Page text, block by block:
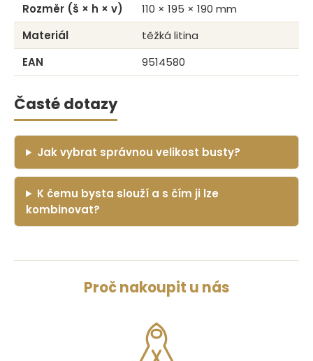
Rozměr (š × h × v)
110 × 195 × 190 mm
Materiál
těžká litina
EAN
9514580
Časté dotazy
Jak vybrat správnou velikost busty?
K čemu bysta slouží a s čím ji lze
kombinovat?
Proč nakoupit u nás